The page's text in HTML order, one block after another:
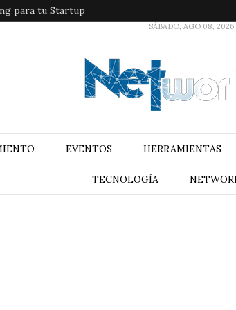
para tu Startup
SÁBADO, AGO 08, 2026
EVENTOS HERRAMIENTAS
TECNOLOGÍA